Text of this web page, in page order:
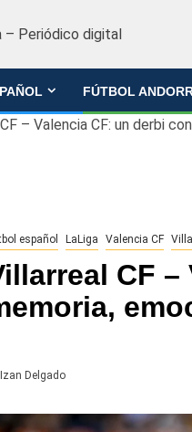
FÚTBOL
– Valencia CF: un derbi
español LaLiga Valencia CF
CF
Izan Delgado